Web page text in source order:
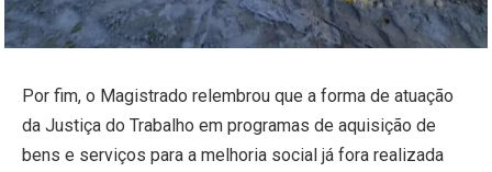
Por fim, o Magistrado relembrou que a forma de atuação
da Justiça do Trabalho em programas de aquisição de
bens e serviços para a melhoria social já fora realizada